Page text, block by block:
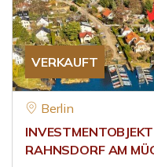
VERKAUFT
Berlin
RAHNSDORF AM